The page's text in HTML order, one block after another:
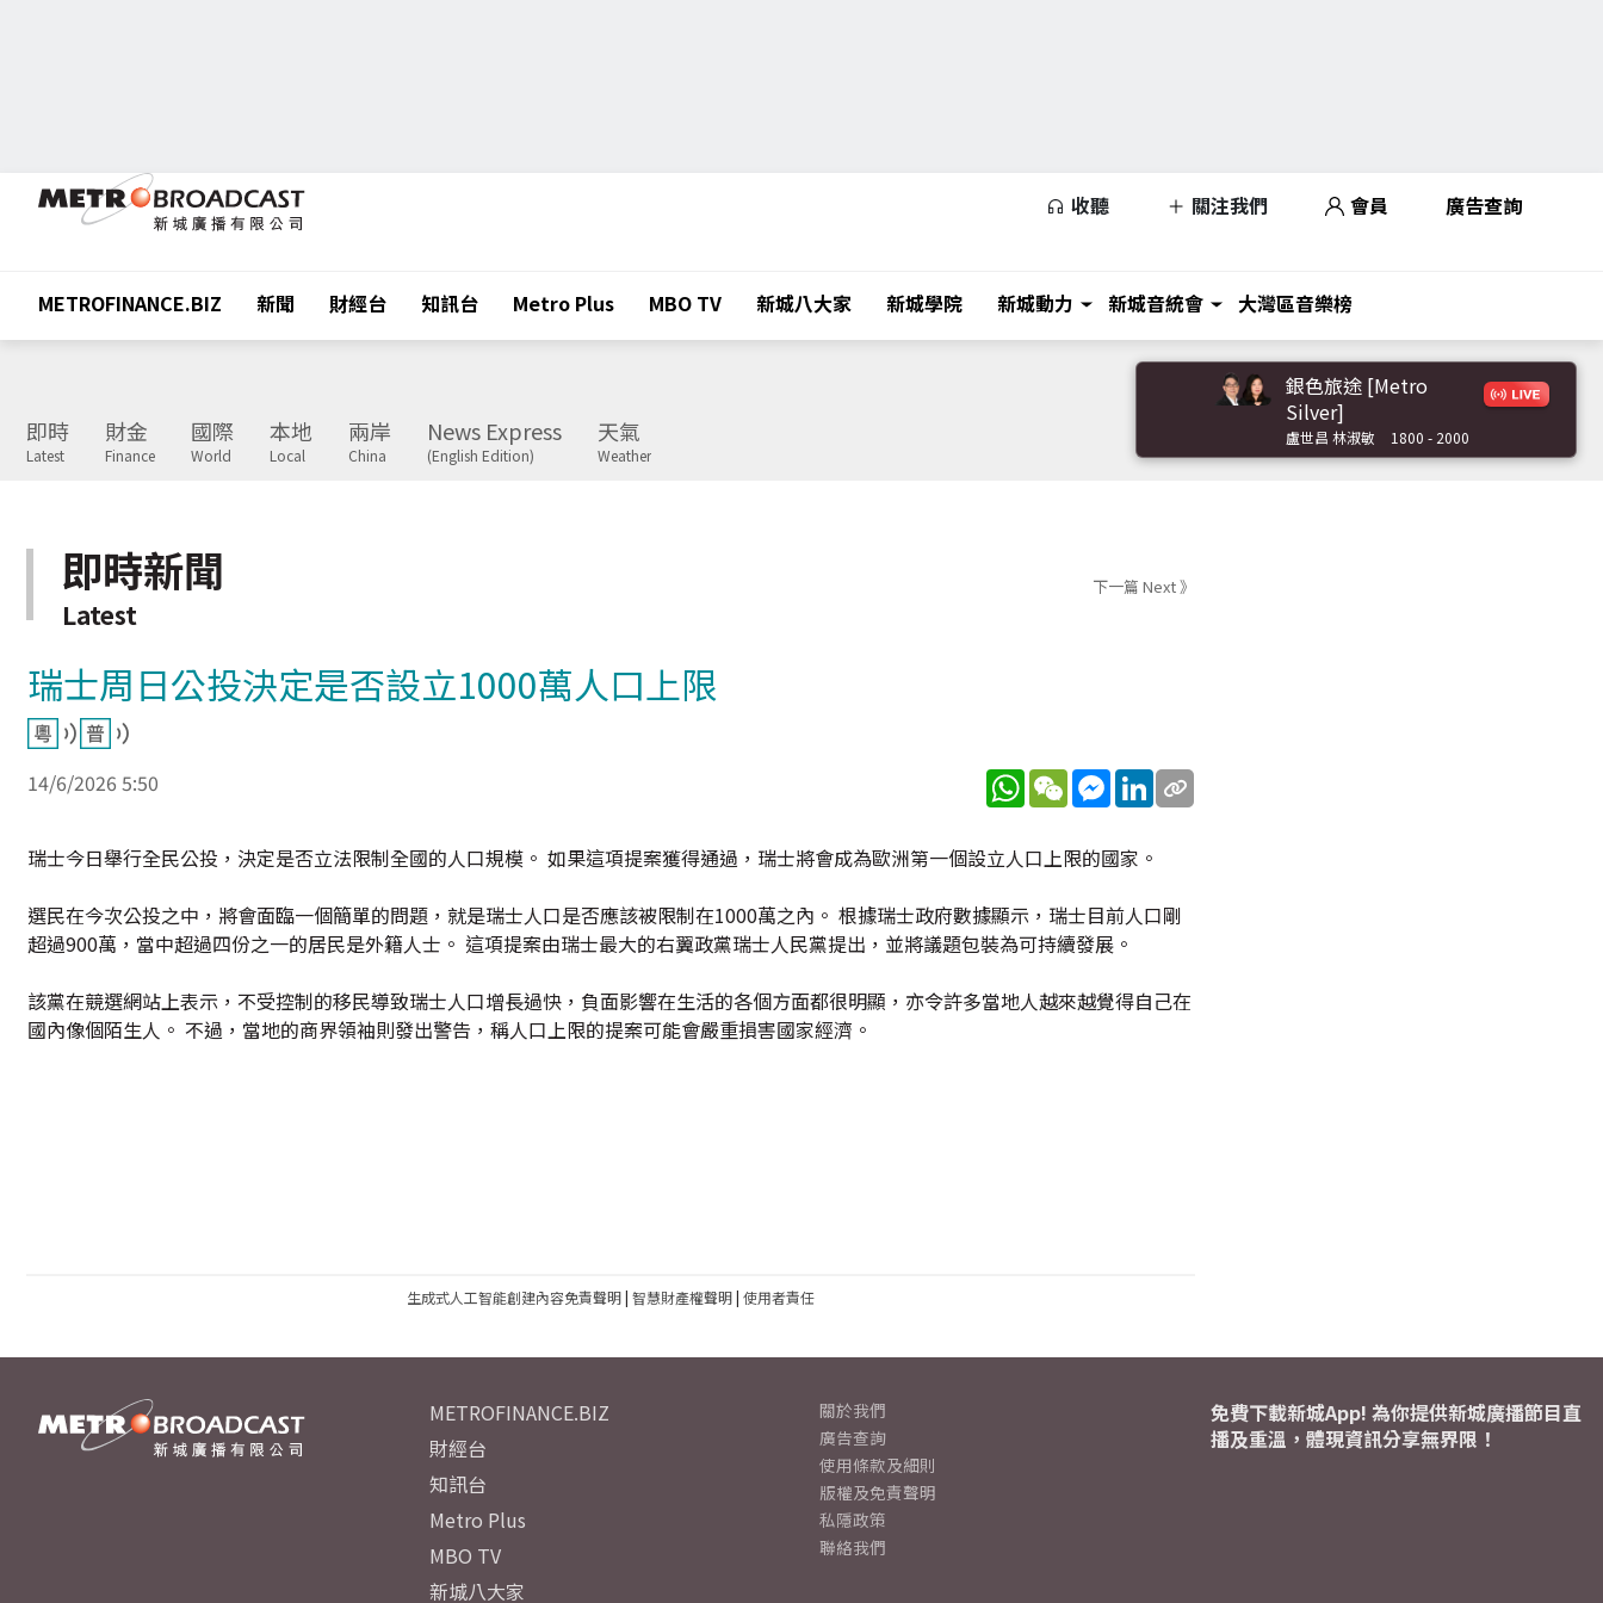
收聽 關注我們 會員 廣告查詢
METROFINANCE.BIZ 新聞 財經台 知訊台 Metro Plus MBO TV 新城八大家 新城學院 新城動力 新城音統會 大灣區音樂榜
即時
Latest
財金
Finance
國際
World
本地
Local
兩岸
China
News Express
(English Edition)
天氣
Weather
銀色旅途 [Metro
Silver]
盧世昌 林淑敏 1800 - 2000
即時新聞
Latest
下一篇 Next 》
瑞士周日公投決定是否設立1000萬人口上限
14/6/2026 5:50 WhatsApp
WeChatMessenger
LinkedIn
瑞士今日舉行全民公投，決定是否立法限制全國的人口規模。 如果這項提案獲得通過，瑞士將會成為歐洲第一個設立人口上限的國家。
選民在今次公投之中，將會面臨一個簡單的問題，就是瑞士人口是否應該被限制在1000萬之內。 根據瑞士政府數據顯示，瑞士目前人口剛
超過900萬，當中超過四份之一的居民是外籍人士。 這項提案由瑞士最大的右翼政黨瑞士人民黨提出，並將議題包裝為可持續發展。
該黨在競選網站上表示，不受控制的移民導致瑞士人口增長過快，負面影響在生活的各個方面都很明顯，亦令許多當地人越來越覺得自己在
國內像個陌生人。 不過，當地的商界領袖則發出警告，稱人口上限的提案可能會嚴重損害國家經濟。
生成式人工智能創建內容免責聲明| 智慧財產權聲明| 使用者責任
METROFINANCE.BIZ
財經台
知訊台
Metro Plus
MBO TV
新城八大家
關於我們
廣告查詢
使用條款及細則
版權及免責聲明
私隱政策
聯絡我們
免費下載新城App! 為你提供新城廣播節目直
播及重溫，體現資訊分享無界限！